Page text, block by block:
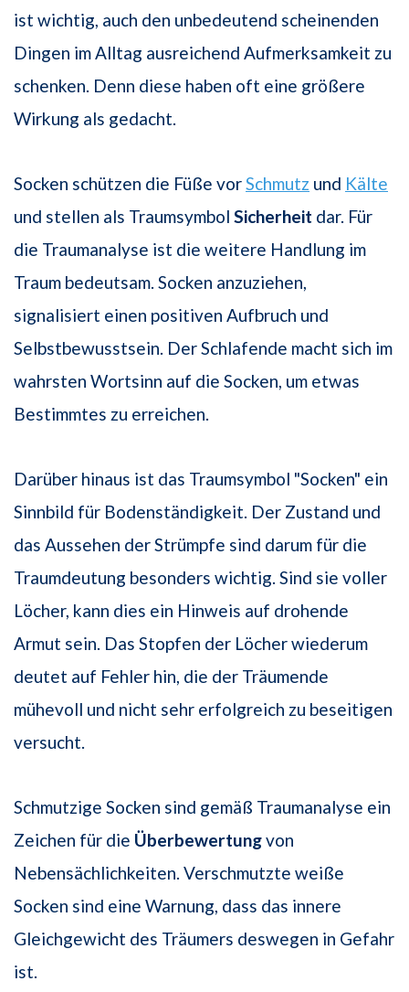
ist wichtig, auch den unbedeutend scheinenden
Dingen im Alltag ausreichend Aufmerksamkeit zu
schenken. Denn diese haben oft eine größere
Wirkung als gedacht.
Socken schützen die Füße vorSchmutz und Kälte
und stellen als Traumsymbol Sicherheit dar. Für
die Traumanalyse ist die weitere Handlung im
Traum bedeutsam. Socken anzuziehen,
signalisiert einen positiven Aufbruch und
Selbstbewusstsein. Der Schlafende macht sich im
wahrsten Wortsinn auf die Socken, um etwas
Bestimmtes zu erreichen.
Darüber hinaus ist das Traumsymbol "Socken" ein
Sinnbild für Bodenständigkeit. Der Zustand und
das Aussehen der Strümpfe sind darum für die
Traumdeutung besonders wichtig. Sind sie voller
Löcher, kann dies ein Hinweis auf drohende
Armut sein. Das Stopfen der Löcher wiederum
deutet auf Fehler hin, die der Träumende
mühevoll und nicht sehr erfolgreich zu beseitigen
versucht.
Schmutzige Socken sind gemäß Traumanalyse ein
Zeichen für die Überbewertungvon
Nebensächlichkeiten. Verschmutzte weiße
Socken sind eine Warnung, dass das innere
Gleichgewicht des Träumers deswegen in Gefahr
ist.